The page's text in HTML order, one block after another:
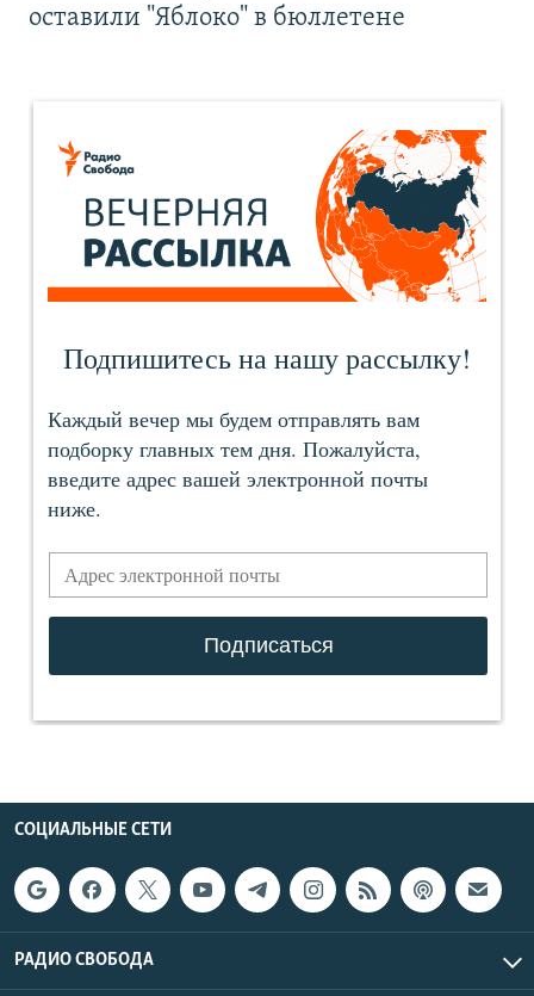
оставили "Яблоко" в бюллетене
СОЦИАЛЬНЫЕ СЕТИ
РАДИО СВОБОДА